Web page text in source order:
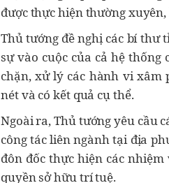
được thực hiện thường
Thủ tướng đề nghị các bí thư
sự vào cuộc của cả hệ
chặn, xử lý các hành vi xâm
nét và có kết quả cụ thể.
Ngoài ra, Thủ tướng yêu cầu
công tác liên ngành tại địa
đôn đốc thực hiện các
quyền sở hữu trí tuệ.